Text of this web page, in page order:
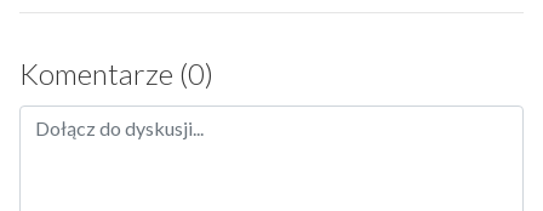
Komentarze (0)